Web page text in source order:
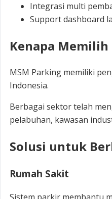
Integrasi multi
Support dashboard
Kenapa Memilih
MSM Parking memiliki
Indonesia.
Berbagai sektor telah
pelabuhan, kawasan
Solusi untuk
Rumah Sakit